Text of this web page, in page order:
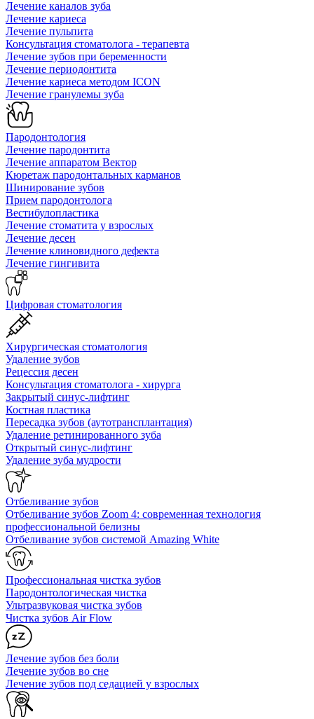
Лечение каналов зуба
Лечение кариеса
Лечение пульпита
Консультация стоматолога - терапевта
Лечение зубов при беременности
Лечение периодонтита
Лечение кариеса методом ICON
Лечение гранулемы зуба
Пародонтология
Лечение пародонтита
Лечение аппаратом Вектор
Кюретаж пародонтальных карманов
Шинирование зубов
Прием пародонтолога
Вестибулопластика
Лечение стоматита у взрослых
Лечение десен
Лечение клиновидного дефекта
Лечение гингивита
Цифровая стоматология
Хирургическая стоматология
Удаление зубов
Рецессия десен
Консультация стоматолога - хирурга
Закрытый синус-лифтинг
Костная пластика
Пересадка зубов (аутотрансплантация)
Удаление ретинированного зуба
Открытый синус-лифтинг
Удаление зуба мудрости
Отбеливание зубов
Отбеливание зубов Zoom 4: современная технология
профессиональной белизны
Отбеливание зубов системой Amazing White
Профессиональная чистка зубов
Пародонтологическая чистка
Ультразвуковая чистка зубов
Чистка зубов Air Flow
Лечение зубов без боли
Лечение зубов во сне
Лечение зубов под седацией у взрослых